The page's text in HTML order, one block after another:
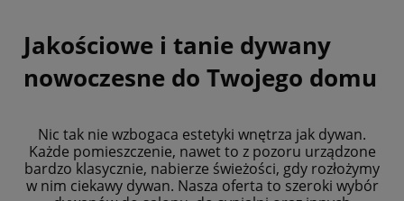
Jakościowe i tanie dywany
nowoczesne do Twojego domu
Nic tak nie wzbogaca estetyki wnętrza jak dywan.
Każde pomieszczenie, nawet to z pozoru urządzone
bardzo klasycznie, nabierze świeżości, gdy rozłożymy
w nim ciekawy dywan. Nasza oferta to szeroki wybór